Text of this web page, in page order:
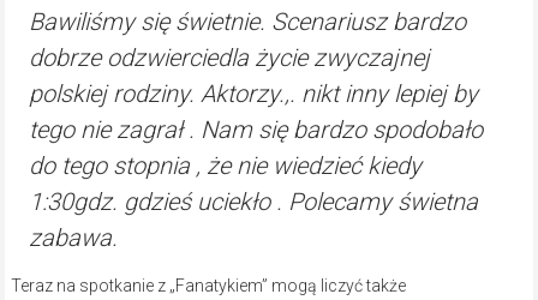
Bawiliśmy się świetnie. Scenariusz bardzo
dobrze odzwierciedla życie zwyczajnej
polskiej rodziny. Aktorzy.,. nikt inny lepiej by
tego nie zagrał . Nam się bardzo spodobało
do tego stopnia , że nie wiedzieć kiedy
1:30gdz. gdzieś uciekło . Polecamy świetna
zabawa.
Teraz na spotkanie z „Fanatykiem” mogą liczyć także